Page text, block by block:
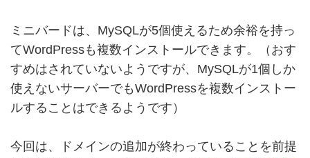
ミニバードは、MySQLが5個使えるため余裕を持っ
てWordPressも複数インストールできます。（おす
すめはされていないようですが、MySQLが1個しか
使えないサーバーでもWordPressを複数インストー
ルすることはできるようです）
今回は、ドメインの追加が終わっていることを前提